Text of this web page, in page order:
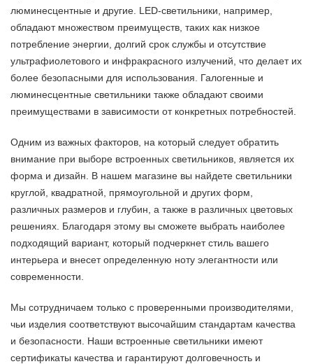
люминесцентные и другие. LED-светильники, например,
обладают множеством преимуществ, таких как низкое
потребление энергии, долгий срок службы и отсутствие
ультрафиолетового и инфракрасного излучений, что делает их
более безопасными для использования. Галогенные и
люминесцентные светильники также обладают своими
преимуществами в зависимости от конкретных потребностей.
Одним из важных факторов, на который следует обратить
внимание при выборе встроенных светильников, является их
форма и дизайн. В нашем магазине вы найдете светильники
круглой, квадратной, прямоугольной и других форм,
различных размеров и глубин, а также в различных цветовых
решениях. Благодаря этому вы сможете выбрать наиболее
подходящий вариант, который подчеркнет стиль вашего
интерьера и внесет определенную ноту элегантности или
современности.
Мы сотрудничаем только с проверенными производителями,
чьи изделия соответствуют высочайшим стандартам качества
и безопасности. Наши встроенные светильники имеют
сертификаты качества и гарантируют долговечность и